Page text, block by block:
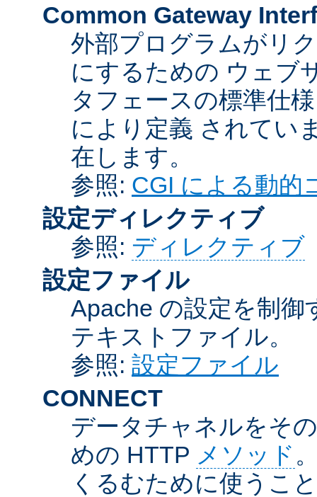
Common Gateway
外部プログラムがリ
にするための ウェブ
タフェースの標準仕
により定義 されてい
在します。
参照: CGI による動的
設定ディレクティブ
参照: ディレクティブ
設定ファイル
Apache の設定を制
テキストファイル。
参照: 設定ファイル
CONNECT
データチャネルをそ
めの HTTP メソッド
くるむために使うこ